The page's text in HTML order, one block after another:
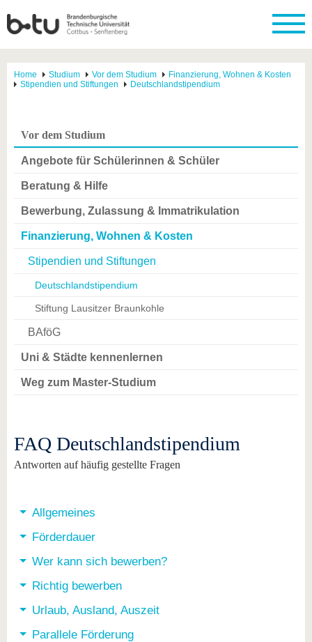
Home Studium Vor dem Studium
Finanzierung, Wohnen & Kosten
Stipendien und Stiftungen
Deutschlandstipendium
Vor dem Studium
Angebote für Schülerinnen & Schüler
Beratung & Hilfe
Bewerbung, Zulassung & Immatrikulation
Finanzierung, Wohnen & Kosten
Stipendien und Stiftungen
Deutschlandstipendium
Stiftung Lausitzer Braunkohle
BAföG
Uni & Städte kennenlernen
Weg zum Master-Studium
FAQ Deutschlandstipendium
Antworten auf häufig gestellte Fragen
Allgemeines
Förderdauer
Wer kann sich bewerben?
Richtig bewerben
Urlaub, Ausland, Auszeit
Parallele Förderung